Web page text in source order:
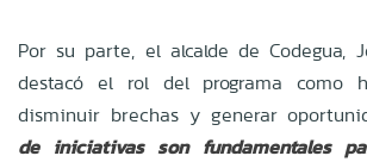
Por su parte, el alcalde de Codegua,
destacó el rol del programa como
disminuir brechas y generar
de iniciativas son fundamentales